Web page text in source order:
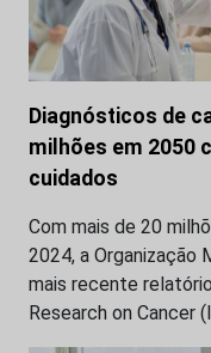
Diagnósticos de
milhões em 2050
cuidados
Com mais de 20
2024, a Organização
mais recente
Research on Cancer